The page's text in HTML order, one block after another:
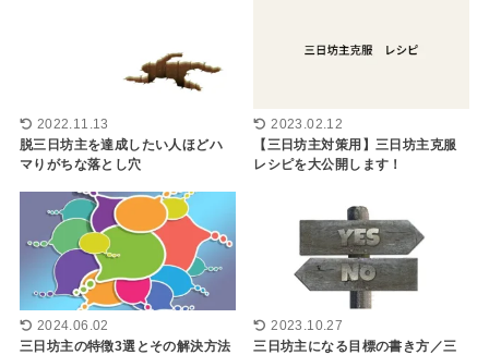
2022.11.13
脱三日坊主を達成したい人ほどハ
マりがちな落とし穴
2023.02.12
【三日坊主対策用】三日坊主克服
レシピを大公開します！
2024.06.02
三日坊主の特徴3選とその解決方法
2023.10.27
三日坊主になる目標の書き方／三